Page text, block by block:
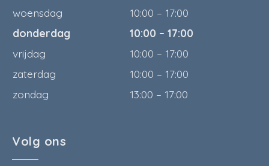
woensdag
10:00 – 17:00
donderdag
10:00 – 17:00
vrijdag
10:00 – 17:00
zaterdag
10:00 – 17:00
zondag
13:00 – 17:00
Volg ons